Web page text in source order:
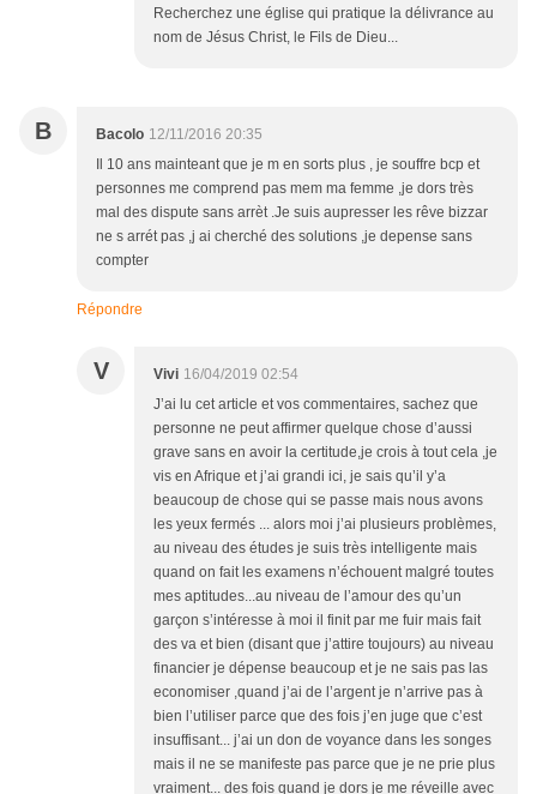
Recherchez une église qui pratique la délivrance au
nom de Jésus Christ, le Fils de Dieu...
B Bacolo 12/11/2016 20:35
Il 10 ans mainteant que je m en sorts plus , je souffre bcp et
personnes me comprend pas mem ma femme ,je dors très
mal des dispute sans arrèt .Je suis aupresser les rêve bizzar
ne s arrét pas ,j ai cherché des solutions ,je depense sans
compter
Répondre
V Vivi 16/04/2019 02:54
J’ai lu cet article et vos commentaires, sachez que
personne ne peut affirmer quelque chose d’aussi
grave sans en avoir la certitude,je crois à tout cela ,je
vis en Afrique et j’ai grandi ici, je sais qu’il y’a
beaucoup de chose qui se passe mais nous avons
les yeux fermés ... alors moi j’ai plusieurs problèmes,
au niveau des études je suis très intelligente mais
quand on fait les examens n’échouent malgré toutes
mes aptitudes...au niveau de l’amour des qu’un
garçon s’intéresse à moi il finit par me fuir mais fait
des va et bien (disant que j’attire toujours) au niveau
financier je dépense beaucoup et je ne sais pas las
economiser ,quand j’ai de l’argent je n’arrive pas à
bien l’utiliser parce que des fois j’en juge que c’est
insuffisant... j’ai un don de voyance dans les songes
mais il ne se manifeste pas parce que je ne prie plus
vraiment... des fois quand je dors je me réveille avec